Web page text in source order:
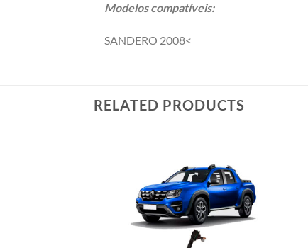
Modelos compatíveis:
SANDERO 2008<
RELATED PRODUCTS